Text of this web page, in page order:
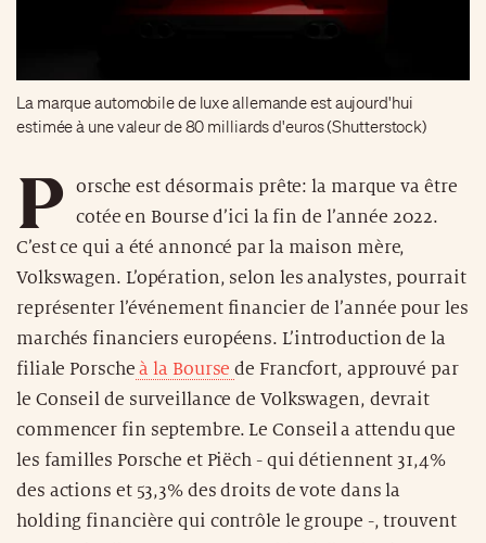
La marque automobile de luxe allemande est aujourd'hui
estimée à une valeur de 80 milliards d'euros (Shutterstock)
P
orsche est désormais prête: la marque va être
cotée en Bourse d’ici la fin de l’année 2022.
C’est ce qui a été annoncé par la maison mère,
Volkswagen. L’opération, selon les analystes, pourrait
représenter l’événement financier de l’année pour les
marchés financiers européens. L’introduction de la
filiale Porsche à la Boursede Francfort, approuvé par
le Conseil de surveillance de Volkswagen, devrait
commencer fin septembre. Le Conseil a attendu que
les familles Porsche et Piëch - qui détiennent 31,4%
des actions et 53,3% des droits de vote dans la
holding financière qui contrôle le groupe -, trouvent